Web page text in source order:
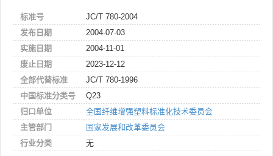
标准号
JC/T 780-2004
发布日期
2004-07-03
实施日期
2004-11-01
废止日期
2023-12-12
全部代替标准
JC/T 780-1996
中国标准分类号
Q23
归口单位
全国纤维增强塑料标准化技术委员会
主管部门
国家发展和改革委员会
行业分类
无